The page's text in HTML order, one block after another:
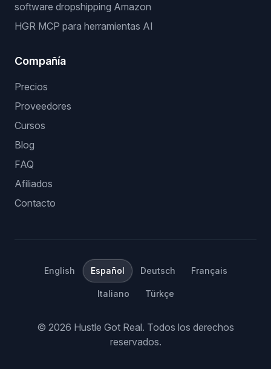
software dropshipping Amazon
HGR MCP para herramientas AI
Compañía
Precios
Proveedores
Cursos
Blog
FAQ
Afiliados
Contacto
English Español Deutsch Français
Italiano Türkçe
© 2026 Hustle Got Real. Todos los derechos
reservados.